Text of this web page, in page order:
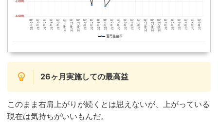
26ヶ月実施しての最高益
このまま右肩上がりが続くとは思えないが、上がっている
現在は気持ちがいいもんだ。